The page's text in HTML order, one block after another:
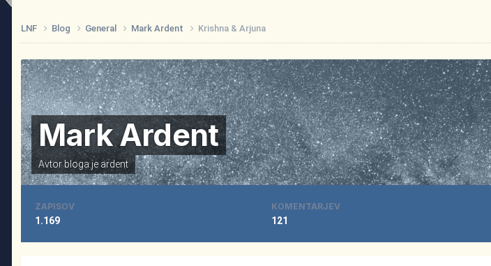
LNF Blog General Mark Ardent Krishna & Arjuna
Mark Ardent
Avtor bloga jeardent
ZAPISOV
1.169
KOMENTARJEV
121